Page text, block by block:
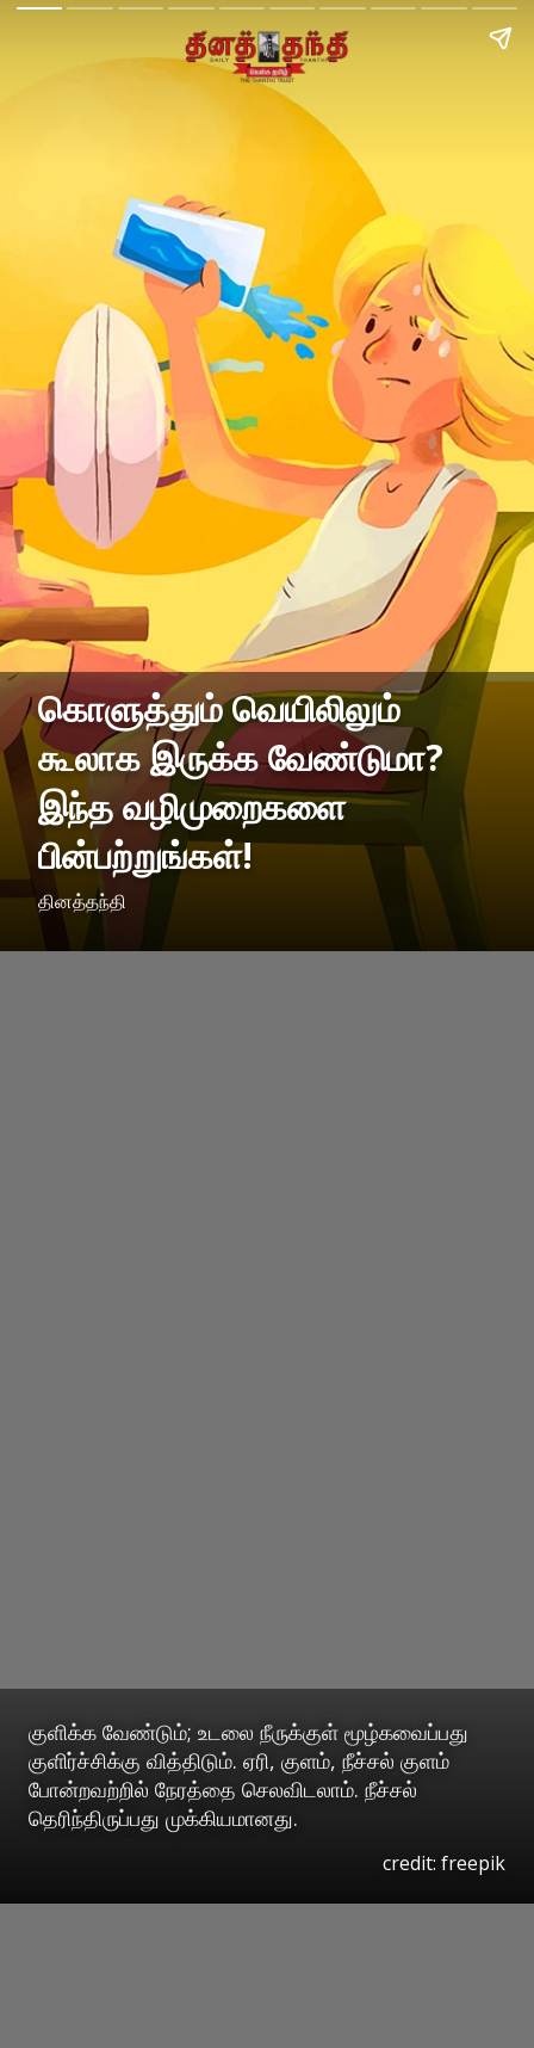
கொளுத்தும் வெயிலிலும்
கூலாக இருக்க வேண்டுமா?
இந்த வழிமுறைகளை
பின்பற்றுங்கள்!
தினத்தந்தி
குளிக்க வேண்டும்; உடலை நீருக்குள் மூழ்கவைப்பது
குளிர்ச்சிக்கு வித்திடும். ஏரி, குளம், நீச்சல் குளம்
போன்றவற்றில் நேரத்தை செலவிடலாம். நீச்சல்
தெரிந்திருப்பது முக்கியமானது.
credit: freepik